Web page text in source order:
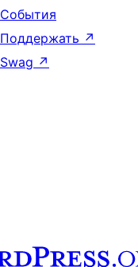
События
Поддержать ↗
Swag ↗